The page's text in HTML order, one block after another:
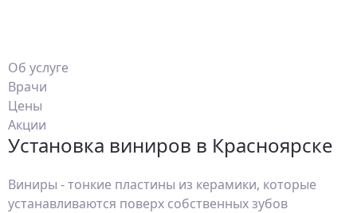
Об услуге
Врачи
Цены
Акции
Установка виниров в Красноярске
Виниры - тонкие пластины из керамики, которые
устанавливаются поверх собственных зубов